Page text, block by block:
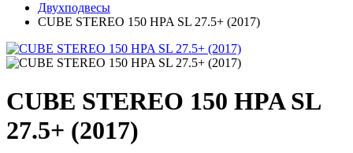
Двухподвесы
CUBE STEREO 150 HPA SL 27.5+ (2017)
CUBE STEREO 150 HPA SL
27.5+ (2017)